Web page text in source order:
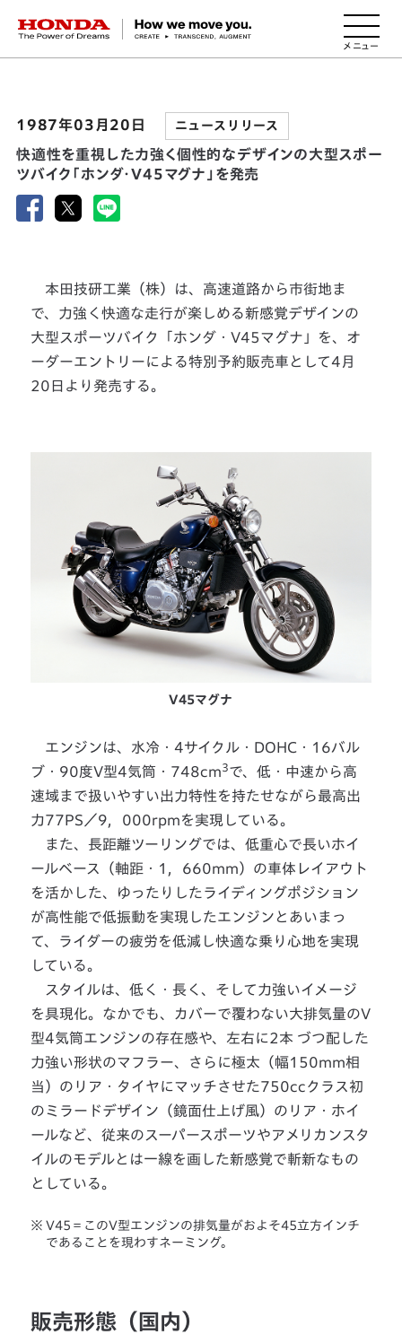
HONDA The Power of Dreams
1987年03月20日 ニュースリリース
快適性を重視した力強く個性的なデザインの大型スポー
ツバイク「ホンダ・V45マグナ」を発売
本田技研工業（株）は、高速道路から市街地ま
で、力強く快適な走行が楽しめる新感覚デザインの
大型スポーツバイク「ホンダ・V45マグナ」を、オ
ーダーエントリーによる特別予約販売車として4月
20日より発売する。
V45マグナ
エンジンは、水冷・4サイクル・DOHC・16バル
ブ・90度V型4気筒・748cm3で、低・中速から高
速域まで扱いやすい出力特性を持たせながら最高出
力77PS／9，000rpmを実現している。
また、長距離ツーリングでは、低重心で長いホイ
ールベース（軸距・1，660mm）の車体レイアウト
を活かした、ゆったりしたライディングポジション
が高性能で低振動を実現したエンジンとあいまっ
て、ライダーの疲労を低減し快適な乗り心地を実現
している。
スタイルは、低く・長く、そして力強いイメージ
を具現化。なかでも、カバーで覆わない大排気量のV
型4気筒エンジンの存在感や、左右に2本 づつ配した
力強い形状のマフラー、さらに極太（幅150mm相
当）のリア・タイヤにマッチさせた750ccクラス初
のミラードデザイン（鏡面仕上げ風）のリア・ホイ
ールなど、従来のスーパースポーツやアメリカンスタ
イルのモデルとは一線を画した新感覚で斬新なもの
としている。
※ V45＝このV型エンジンの排気量がおよそ45立方インチ
であることを現わすネーミング。
販売形態（国内）